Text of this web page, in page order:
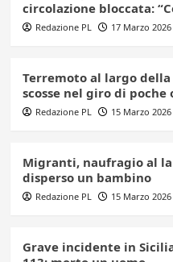
circolazione bloccata:
Redazione PL 17 Marzo 2026
Terremoto al largo
scosse nel giro di poche
Redazione PL 15 Marzo 2026
Migranti, naufragio al
disperso un bambino
Redazione PL 15 Marzo 2026
Grave incidente in